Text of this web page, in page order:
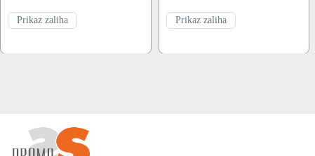
Prikaz zaliha Prikaz zaliha